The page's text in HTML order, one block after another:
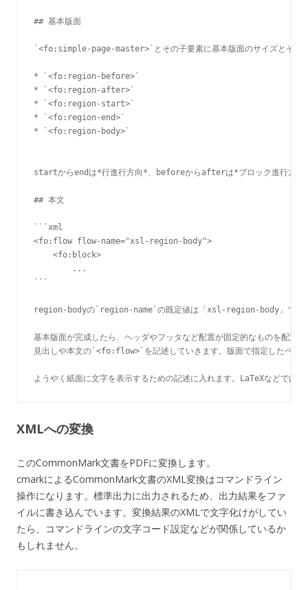
## 基本版面
`<fo:simple-page-master>`とその子要素に基本版面のサイズとそれ
* `<fo:region-before>`
* `<fo:region-after>`
* `<fo:region-start>`
* `<fo:region-end>`
* `<fo:region-body>`
startからendは*行進行方向*、beforeからafterは*ブロック進行方向
## 本文
```xml
<fo:flow flow-name="xsl-region-body">
    <fo:block>
        ...
```
region-bodyの`region-name`の既定値は「xsl-region-body」です
基本版面が完成したら、ヘッダやフッタなど配置が固定的なものを
見出しや本文の`<fo:flow>`を記述していきます。版面で指定したペー
ようやく紙面に文字を表示するための記述に入れます。LaTeXなどでは
XMLへの変換
このCommonMark文書をPDFに変換します。
cmarkによるCommonMark文書のXML変換はコマンドライン
操作になります。標準出力に出力されるため、出力結果をファ
イルに書き込んでいます。変換結果のXMLで文字化けがしてい
たら、コマンドラインの文字コード設定などが関係しているか
もしれません。